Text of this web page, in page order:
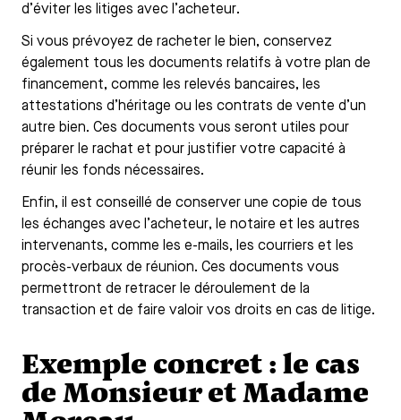
d’éviter les litiges avec l’acheteur.
Si vous prévoyez de racheter le bien, conservez
également tous les documents relatifs à votre plan de
financement, comme les relevés bancaires, les
attestations d’héritage ou les contrats de vente d’un
autre bien. Ces documents vous seront utiles pour
préparer le rachat et pour justifier votre capacité à
réunir les fonds nécessaires.
Enfin, il est conseillé de conserver une copie de tous
les échanges avec l’acheteur, le notaire et les autres
intervenants, comme les e-mails, les courriers et les
procès-verbaux de réunion. Ces documents vous
permettront de retracer le déroulement de la
transaction et de faire valoir vos droits en cas de litige.
Exemple concret : le cas
de Monsieur et Madame